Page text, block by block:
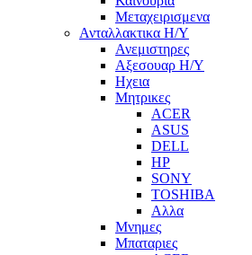
Μεταχειρισμενα
Ανταλλακτικα H/Y
Ανεμιστηρες
Αξεσουαρ Η/Υ
Ηχεια
Μητρικες
ACER
ASUS
DELL
HP
SONY
TOSHIBA
Αλλα
Μνημες
Μπαταριες